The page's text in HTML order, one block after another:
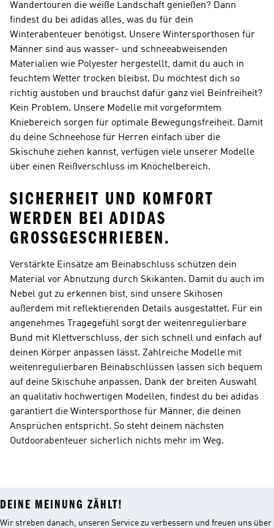
Wandertouren die weiße Landschaft genießen? Dann
findest du bei adidas alles, was du für dein
Winterabenteuer benötigst. Unsere Wintersporthosen für
Männer sind aus wasser- und schneeabweisenden
Materialien wie Polyester hergestellt, damit du auch in
feuchtem Wetter trocken bleibst. Du möchtest dich so
richtig austoben und brauchst dafür ganz viel Beinfreiheit?
Kein Problem. Unsere Modelle mit vorgeformtem
Kniebereich sorgen für optimale Bewegungsfreiheit. Damit
du deine Schneehose für Herren einfach über die
Skischuhe ziehen kannst, verfügen viele unserer Modelle
über einen Reißverschluss im Knöchelbereich.
SICHERHEIT UND KOMFORT
WERDEN BEI ADIDAS
GROSSGESCHRIEBEN.
Verstärkte Einsätze am Beinabschluss schützen dein
Material vor Abnutzung durch Skikanten. Damit du auch im
Nebel gut zu erkennen bist, sind unsere Skihosen
außerdem mit reflektierenden Details ausgestattet. Für ein
angenehmes Tragegefühl sorgt der weitenregulierbare
Bund mit Klettverschluss, der sich schnell und einfach auf
deinen Körper anpassen lässt. Zahlreiche Modelle mit
weitenregulierbaren Beinabschlüssen lassen sich bequem
auf deine Skischuhe anpassen. Dank der breiten Auswahl
an qualitativ hochwertigen Modellen, findest du bei adidas
garantiert die Wintersporthose für Männer, die deinen
Ansprüchen entspricht. So steht deinem nächsten
Outdoorabenteuer sicherlich nichts mehr im Weg.
DEINE MEINUNG ZÄHLT!
Wir streben danach, unseren Service zu verbessern und freuen uns über